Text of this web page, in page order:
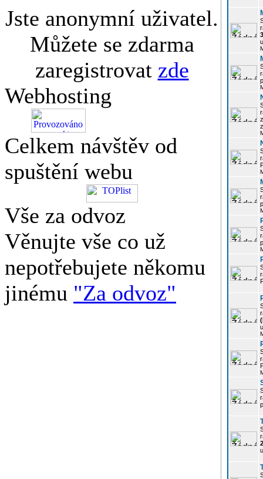
Jste anonymní uživatel.
Můžete se zdarma
zaregistrovat zde
Webhosting
Celkem návštěv od
spuštění webu
Vše za odvoz
Věnujte vše co už
nepotřebujete někomu
jinému "Za odvoz"